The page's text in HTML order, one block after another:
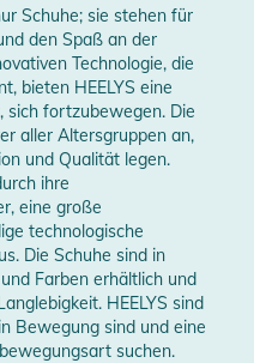
anzeigen
Schuhe; sie stehen für
den Spaß an der
Technologie, die
bieten HEELYS eine
sich fortzubewegen. Die
aller Altersgruppen an,
und Qualität legen.
ihre
eine große
technologische
Die Schuhe sind in
Farben erhältlich und
HEELYS sind
Bewegung sind und eine
suchen.